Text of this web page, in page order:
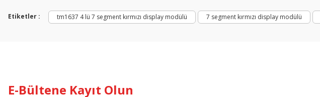
Ürün açıklamasında eksik bilgiler bulunuyor.
Ürün bilgilerinde hatalar bulunuyor.
Etiketler : tm1637 4 lü 7 segment kırmızı display modülü 7 segment kırmızı display modülü
E-Bültene Kayıt Olun